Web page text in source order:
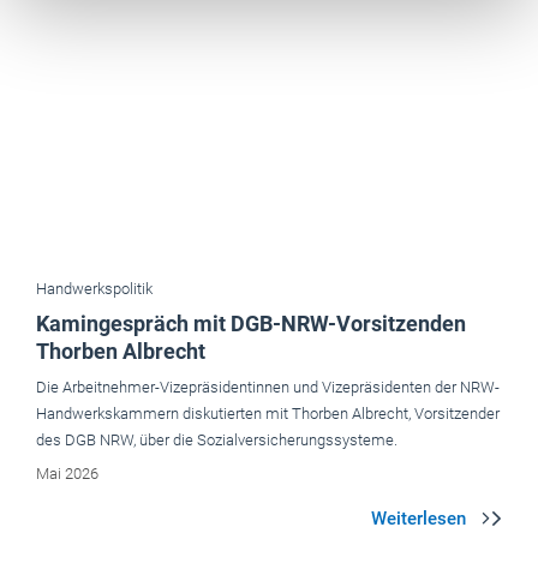
Handwerkspolitik
Kamingespräch mit DGB-NRW-Vorsitzenden
Thorben Albrecht
Die Arbeitnehmer-Vizepräsidentinnen und Vizepräsidenten der NRW-
Handwerkskammern diskutierten mit Thorben Albrecht, Vorsitzender
des DGB NRW, über die Sozialversicherungssysteme.
Mai 2026